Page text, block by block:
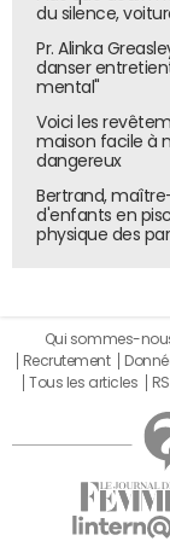
Autre
Decision DSI
organisation
faveur du
digital
du silence,
Pr. Alinka
danser
mental"
Voici les
maison facile à
dangereux
Bertrand,
d'enfants en
physique des
Qui sommes-
Recrutement
Tous les articles